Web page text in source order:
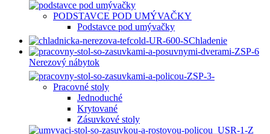
PODSTAVCE POD UMÝVAČKY
Podstavce pod umývačky
Chladenie
Nerezový nábytok
Pracovné stoly
Jednoduché
Krytované
Zásuvkové stoly